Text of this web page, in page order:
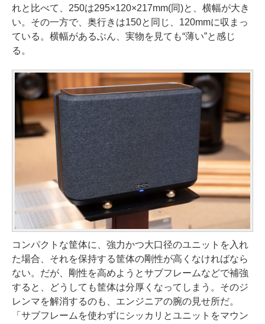
れと比べて、250は295×120×217mm(同)と、横幅が大き
い。その一方で、奥行きは150と同じ、120mmに収まっ
ている。横幅があるぶん、実物を見ても“薄い”と感じ
る。
コンパクトな筐体に、強力かつ大口径のユニットを入れ
た場合、それを保持する筐体の剛性が高くなければなら
ない。だが、剛性を高めようとサブフレームなどで補強
すると、どうしても筐体は分厚くなってしまう。そのジ
レンマを解消するのも、エンジニアの腕の見せ所だ。
「サブフレームを使わずにシッカリとユニットをマウン